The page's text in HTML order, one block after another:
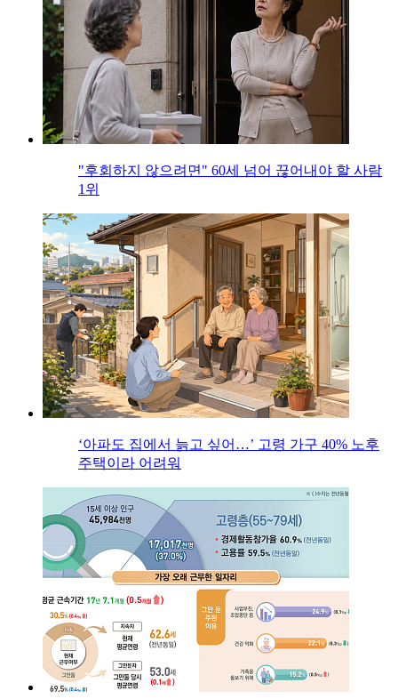
"후회하지 않으려면" 60세 넘어 끊어내야 할 사람
1위
‘아파도 집에서 늙고 싶어…’ 고령 가구 40% 노후
주택이라 어려워